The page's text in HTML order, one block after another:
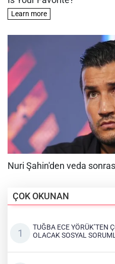
ÇOK OKUNAN
TUĞBA ECE YÖRÜK’TEN
OLACAK SOSYAL